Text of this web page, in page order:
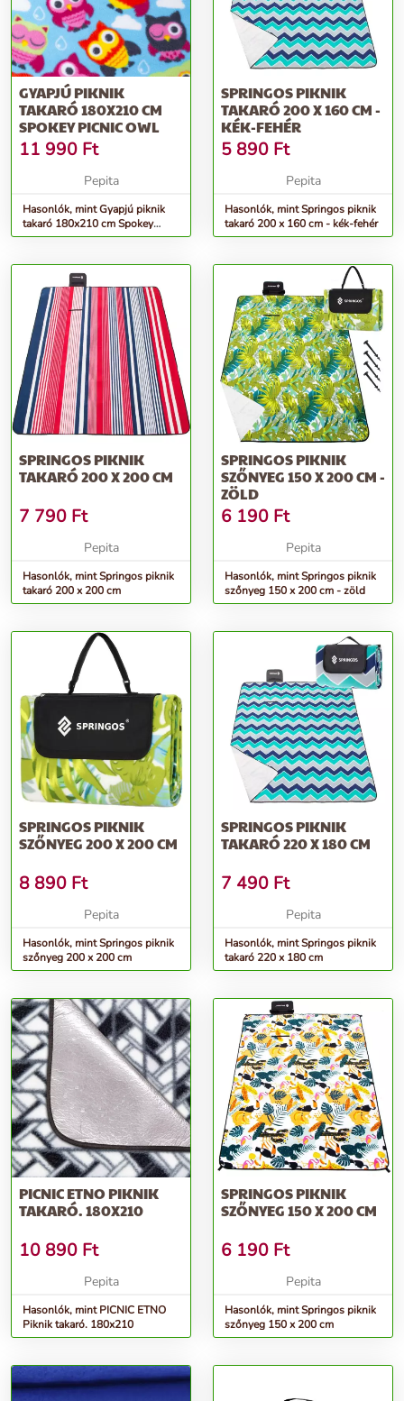
GYAPJÚ PIKNIK
TAKARÓ 180X210 CM
SPOKEY PICNIC OWL
11 990 Ft
Pepita
Hasonlók, mint Gyapjú piknik
takaró 180x210 cm Spokey
PICNIC OWL
SPRINGOS PIKNIK
TAKARÓ 200 X 160 CM -
KÉK-FEHÉR
5 890 Ft
Pepita
Hasonlók, mint Springos piknik
takaró 200 x 160 cm - kék-fehér
SPRINGOS PIKNIK
TAKARÓ 200 X 200 CM
7 790 Ft
Pepita
Hasonlók, mint Springos piknik
takaró 200 x 200 cm
SPRINGOS PIKNIK
SZŐNYEG 150 X 200 CM -
ZÖLD
6 190 Ft
Pepita
Hasonlók, mint Springos piknik
szőnyeg 150 x 200 cm - zöld
SPRINGOS PIKNIK
SZŐNYEG 200 X 200 CM
8 890 Ft
Pepita
Hasonlók, mint Springos piknik
szőnyeg 200 x 200 cm
SPRINGOS PIKNIK
TAKARÓ 220 X 180 CM
7 490 Ft
Pepita
Hasonlók, mint Springos piknik
takaró 220 x 180 cm
PICNIC ETNO PIKNIK
TAKARÓ. 180X210
10 890 Ft
Pepita
Hasonlók, mint PICNIC ETNO
Piknik takaró. 180x210
SPRINGOS PIKNIK
SZŐNYEG 150 X 200 CM
6 190 Ft
Pepita
Hasonlók, mint Springos piknik
szőnyeg 150 x 200 cm